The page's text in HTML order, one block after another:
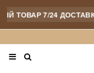
ТОВАР 7/24 ДОСТАВКА